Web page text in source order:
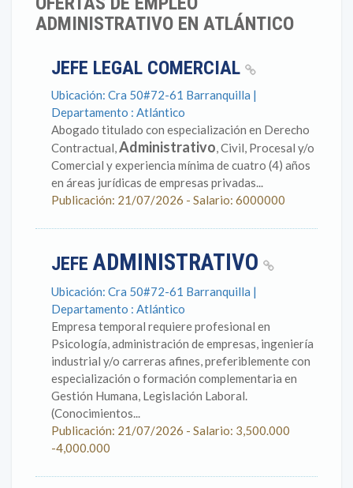
ADMINISTRATIVO EN ATLÁNTICO
JEFE LEGAL COMERCIAL
Ubicación: Cra 50#72-61 Barranquilla |
Departamento : Atlántico
Abogado titulado con especialización en Derecho
Contractual,Administrativo, Civil, Procesal y/o
Comercial y experiencia mínima de cuatro (4) años
en áreas jurídicas de empresas privadas...
Publicación: 21/07/2026 - Salario: 6000000
JEFE ADMINISTRATIVO
Ubicación: Cra 50#72-61 Barranquilla |
Departamento : Atlántico
Empresa temporal requiere profesional en
Psicología, administración de empresas, ingeniería
industrial y/o carreras afines, preferiblemente con
especialización o formación complementaria en
Gestión Humana, Legislación Laboral.
(Conocimientos...
Publicación: 21/07/2026 - Salario: 3,500.000
-4,000.000